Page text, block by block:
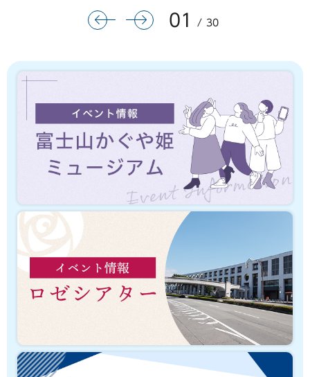
前のスライドを表示
次のスライドを表示
01 30